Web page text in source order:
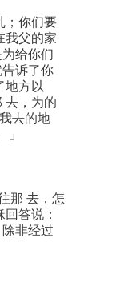
；你们要
我父的家
给你们
诉了你
地方以
去，为的
去的地
那 去，怎
答说：
除非经过